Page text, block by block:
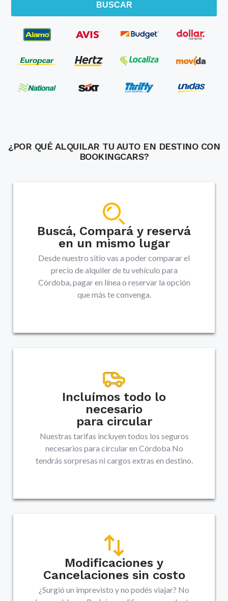
BUSCAR
¿POR QUÉ ALQUILAR TU AUTO EN DESTINO CON
BOOKINGCARS?
Buscá, Compará y reservá
en un mismo lugar
Desde nuestro sitio vas a poder comparar el
precio de alquiler de tu vehículo para
Córdoba, pagar en línea o reservar la opción
que más te convenga.
Incluímos todo lo
necesario
para circular
Nuestras tarifas incluyen todos los seguros
necesarios para circular en Córdoba No
tendrás sorpresas ni cargos extras en destino.
Modificaciones y
Cancelaciones sin costo
¿Surgió un imprevisto y no podés viajar? No